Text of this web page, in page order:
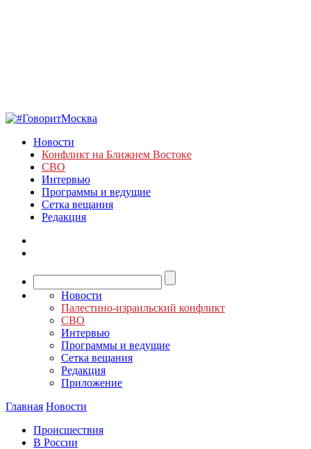
Новости
Конфликт на Ближнем Востоке
СВО
Интервью
Программы и ведущие
Сетка вещания
Редакция
Новости
Палестино-израильский конфликт
СВО
Интервью
Программы и ведущие
Сетка вещания
Редакция
Приложение
Главная Новости
Происшествия
В России